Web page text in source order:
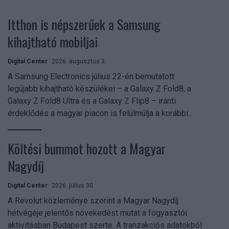
Itthon is népszerűek a Samsung
kihajtható mobiljai
Digital Center 2026. augusztus 3.
A Samsung Electronics július 22-én bemutatott
legújabb kihajtható készülékei – a Galaxy Z Fold8, a
Galaxy Z Fold8 Ultra és a Galaxy Z Flip8 – iránti
érdeklődés a magyar piacon is felülmúlja a korábbi...
Költési bummot hozott a Magyar
Nagydíj
Digital Center 2026. július 30.
A Revolut közleménye szerint a Magyar Nagydíj
hétvégéje jelentős növekedést mutat a fogyasztói
aktivitásban Budapest szerte. A tranzakciós adatokból